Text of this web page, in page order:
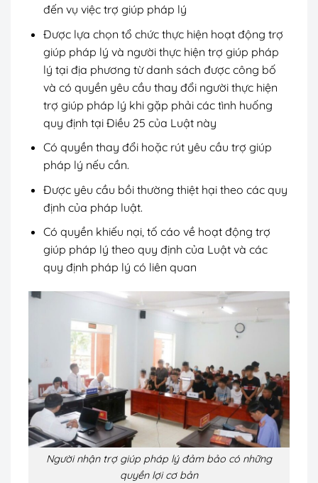
đến vụ việc trợ giúp pháp lý
Được lựa chọn tổ chức thực hiện hoạt động trợ
giúp pháp lý và người thực hiện trợ giúp pháp
lý tại địa phương từ danh sách được công bố
và có quyền yêu cầu thay đổi người thực hiện
trợ giúp pháp lý khi gặp phải các tình huống
quy định tại Điều 25 của Luật này
Có quyền thay đổi hoặc rút yêu cầu trợ giúp
pháp lý nếu cần.
Được yêu cầu bồi thường thiệt hại theo các quy
định của pháp luật.
Có quyền khiếu nại, tố cáo về hoạt động trợ
giúp pháp lý theo quy định của Luật và các
quy định pháp lý có liên quan
Người nhận trợ giúp pháp lý đảm bảo có những
quyền lợi cơ bản